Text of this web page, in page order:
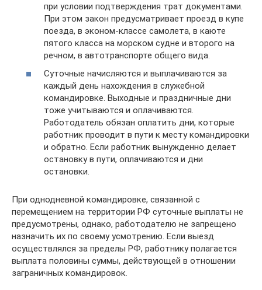
при условии подтверждения трат документами.
При этом закон предусматривает проезд в купе
поезда, в эконом-классе самолета, в каюте
пятого класса на морском судне и второго на
речном, в автотранспорте общего вида.
Суточные начисляются и выплачиваются за
каждый день нахождения в служебной
командировке. Выходные и праздничные дни
тоже учитываются и оплачиваются.
Работодатель обязан оплатить дни, которые
работник проводит в пути к месту командировки
и обратно. Если работник вынужденно делает
остановку в пути, оплачиваются и дни
остановки.
При однодневной командировке, связанной с
перемещением на территории РФ суточные выплаты не
предусмотрены, однако, работодателю не запрещено
назначить их по своему усмотрению. Если выезд
осуществлялся за пределы РФ, работнику полагается
выплата половины суммы, действующей в отношении
заграничных командировок.